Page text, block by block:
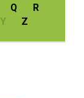
Q
R
Y Z